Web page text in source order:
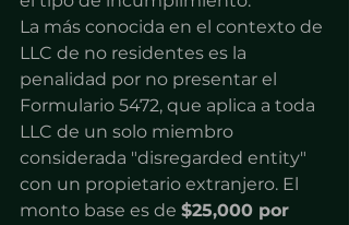
La más conocida en el contexto de
LLC de no residentes es la
penalidad por no presentar el
Formulario 5472, que aplica a toda
LLC de un solo miembro
considerada "disregarded entity"
con un propietario extranjero. El
monto base es de $25,000 por